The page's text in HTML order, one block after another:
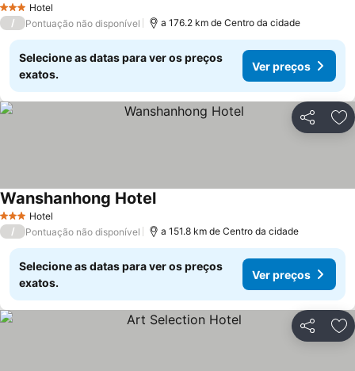
3 EstrelasHotel
/ Pontuação não disponível a 176.2 km de Centro da cidade
Selecione as datas para ver os preços
exatos.
Ver preços
Partilhar
3 EstrelasHotel
Wanshanhong Hotel
/ Pontuação não disponível a 151.8 km de Centro da cidade
Selecione as datas para ver os preços
exatos.
Ver preços
Partilhar